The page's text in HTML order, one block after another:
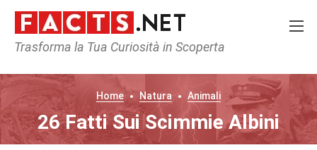
Trasforma la Tua Curiosità in Scoperta
Home Natura Animali
26 Fatti Sui Scimmie Albini